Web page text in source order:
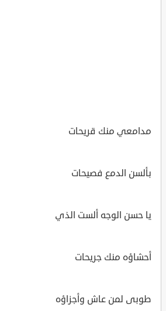
مدامعي منك قريحات
بألسن الدمع فصيحات
يا حسن الوجه ألست الذي
أحشاؤه منك جريحات
طوبى لمن عاش وأجزاؤه